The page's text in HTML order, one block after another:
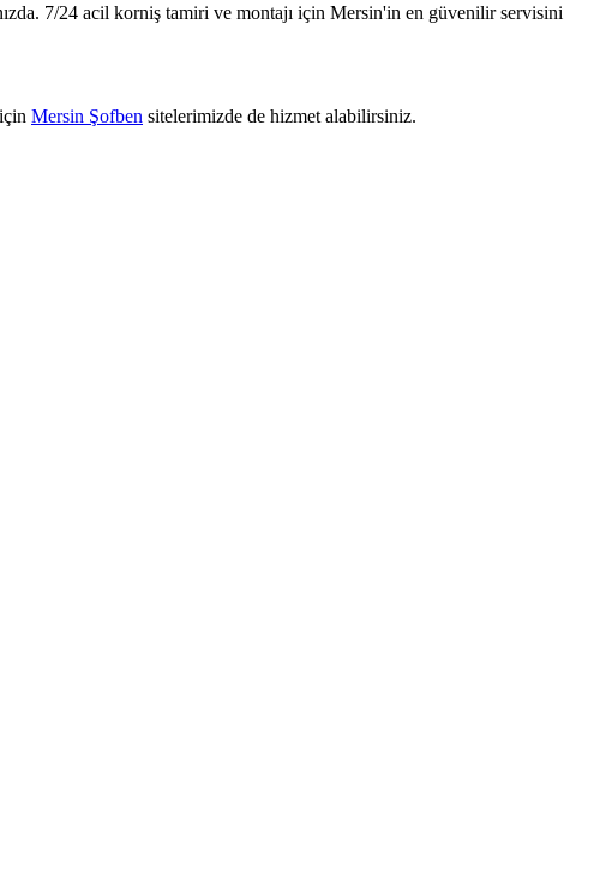
7/24 acil korniş tamiri ve montajı için Mersin'in en güvenilir servisini
Mersin Şofben sitelerimizde de hizmet alabilirsiniz.